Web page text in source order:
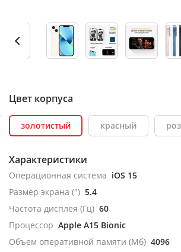
Цвет корпуса
золотистый красный
Характеристики
Операционная система iOS 15
Размер экрана (") 5.4
Частота дисплея (Гц) 60
Процессор Apple A15 Bionic
Объем оперативной памяти (Мб) 4096